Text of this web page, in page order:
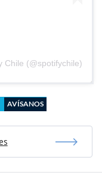
Chile (@spotifychile)
AVÍSANOS